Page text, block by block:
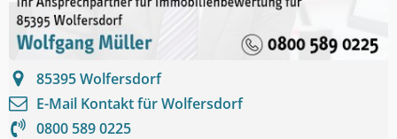
85395Wolfersdorf
E-Mail Kontakt fürWolfersdorf
0800 589 0225